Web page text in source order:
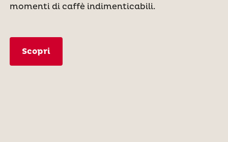
momenti di caffè indimenticabili.
Scopri